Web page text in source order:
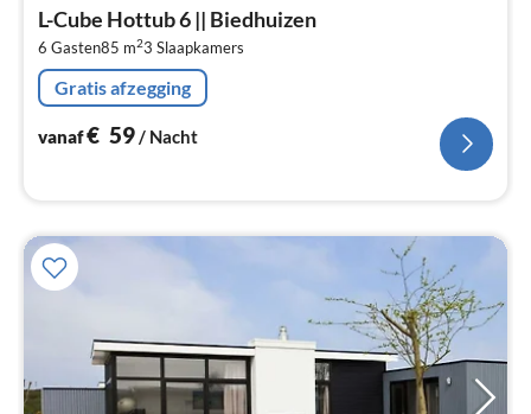
L-Cube Hottub 6 || Biedhuizen
6 Gasten85 m23 Slaapkamers
Gratis afzegging
vanaf€ 59 / Nacht